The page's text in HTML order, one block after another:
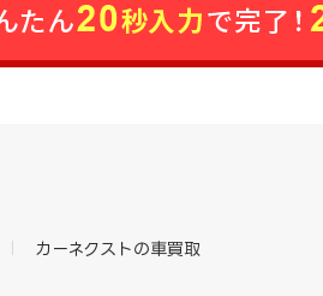
カーネクストの車買取